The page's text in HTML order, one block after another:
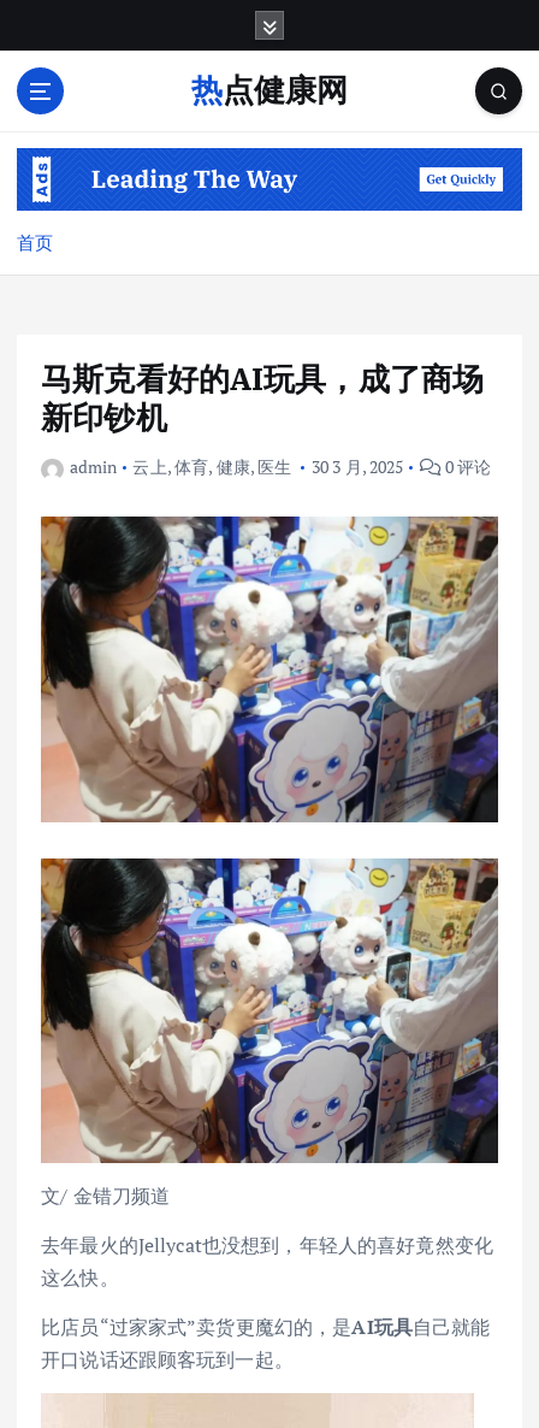
热点健康网
首页
马斯克看好的AI玩具，成了商场
新印钞机
admin 云上,体育, 健康, 医生 30 3 月, 2025 0 评论
文/ 金错刀频道
去年最火的Jellycat也没想到，年轻人的喜好竟然变化
这么快。
比店员“过家家式”卖货更魔幻的，是AI玩具自己就能
开口说话还跟顾客玩到一起。